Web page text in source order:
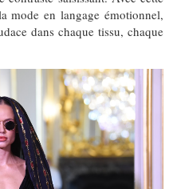
mode en langage émotionnel,
dans chaque tissu, chaque